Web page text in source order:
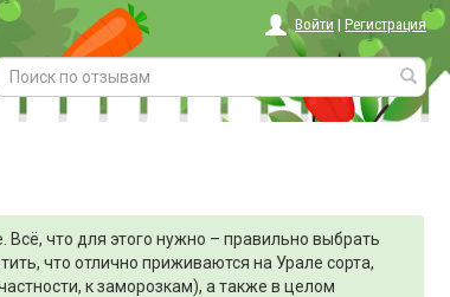
Войти | Регистрация
что для этого нужно – правильно выбрать
что отлично приживаются на Урале сорта,
к заморозкам), а также в целом